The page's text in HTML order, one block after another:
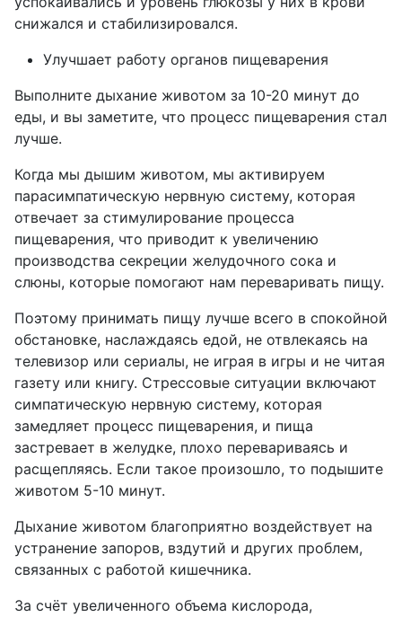
снижался и стабилизировался.
Улучшает работу органов пищеварения
Выполните дыхание животом за 10-20 минут до
еды, и вы заметите, что процесс пищеварения стал
лучше.
Когда мы дышим животом, мы активируем
парасимпатическую нервную систему, которая
отвечает за стимулирование процесса
пищеварения, что приводит к увеличению
производства секреции желудочного сока и
слюны, которые помогают нам переваривать пищу.
Поэтому принимать пищу лучше всего в спокойной
обстановке, наслаждаясь едой, не отвлекаясь на
телевизор или сериалы, не играя в игры и не читая
газету или книгу. Стрессовые ситуации включают
симпатическую нервную систему, которая
замедляет процесс пищеварения, и пища
застревает в желудке, плохо перевариваясь и
расщепляясь. Если такое произошло, то подышите
животом 5-10 минут.
Дыхание животом благоприятно воздействует на
устранение запоров, вздутий и других проблем,
связанных с работой кишечника.
За счёт увеличенного объема кислорода,